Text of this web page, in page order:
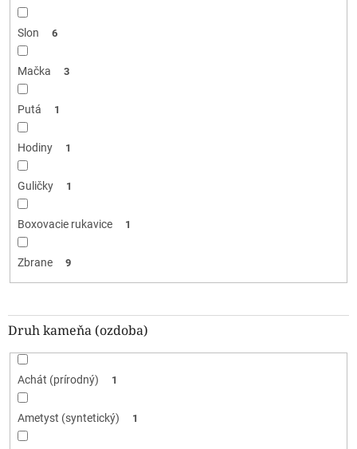
Slon 6
Mačka 3
Putá 1
Hodiny 1
Guličky 1
Boxovacie rukavice 1
Zbrane 9
Druh kameňa (ozdoba)
Achát (prírodný) 1
Ametyst (syntetický) 1